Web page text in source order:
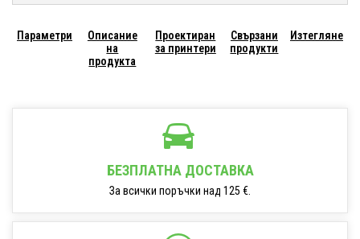
Параметри
Описание
на
продукта
Проектиран
за принтери
Свързани
продукти
Изтегляне
БЕЗПЛАТНА ДОСТАВКА
За всички поръчки над 125 €.